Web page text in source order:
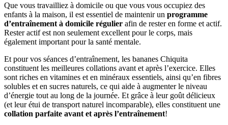
Que vous travailliez à domicile ou que vous vous occupiez des
enfants à la maison, il est essentiel de maintenir un programme
d’entraînement à domicile régulier afin de rester en forme et actif.
Rester actif est non seulement excellent pour le corps, mais
également important pour la santé mentale.
Et pour vos séances d’entraînement, les bananes Chiquita
constituent les meilleures collations avant et après l’exercice. Elles
sont riches en vitamines et en minéraux essentiels, ainsi qu’en fibres
solubles et en sucres naturels, ce qui aide à augmenter le niveau
d’énergie tout au long de la journée. Et grâce à leur goût délicieux
(et leur étui de transport naturel incomparable), elles constituent une
collation parfaite avant et après l’entraînement!